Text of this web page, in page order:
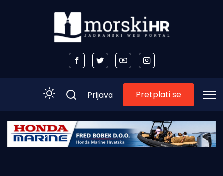
Početna
Prijava Pretplati se